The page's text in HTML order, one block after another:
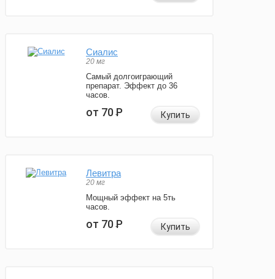
Сиалис
20 мг
Самый долгоиграющий
препарат. Эффект до 36
часов.
от 70Р Купить
Левитра
20 мг
Мощный эффект на 5ть
часов.
от 70Р Купить